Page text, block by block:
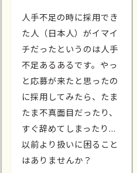
人手不足の時に採用でき
た人（日本人）がイマイ
チだったというのは人手
不足あるあるです。やっ
と応募が来たと思ったの
に採用してみたら、たま
たま不真面目だったり、
すぐ辞めてしまったり...
以前より扱いに困ること
はありませんか？